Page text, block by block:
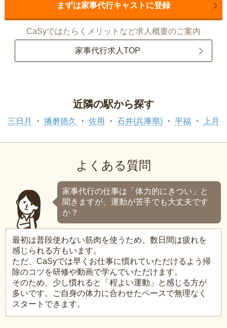
まずは家事代行キャストに登録
CaSyではたらくメリットなど求人概要のご案内
家事代行求人TOP
近隣の駅から探す
三日月 播磨徳久 佐用 石井(兵庫県) 平福 上月
よくある質問
家事代行の仕事は「体力的にきつい」と
聞きますが、運動が苦手でも大丈夫です
か？
最初は普段使わない筋肉を使うため、数日間は疲れを
感じられる方もいます。
ただ、CaSyでは早くお仕事に慣れていただけるよう掃
除のコツを研修や動画で学んでいただけます。
そのため、少し慣れると「程よい運動」と感じる方が
多いです。ご自身の体力に合わせたペースで無理なく
スタートできます。